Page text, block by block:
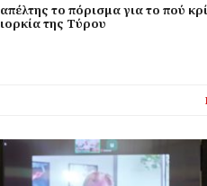
το πόρισμα για το πού
της Τύρου